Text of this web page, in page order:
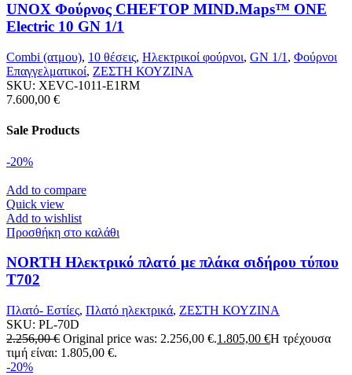
UNOX Φούρνος CHEFTOP MIND.Maps™ ONE
Electric 10 GN 1/1
Combi (ατμου), 10 θέσεις, Ηλεκτρικοί φούρνοι, GN 1/1 , Φούρνοι
Επαγγελματικοί, ΖΕΣΤΗ ΚΟΥΖΙΝΑ
SKU: XEVC-1011-E1RM
7.600,00 €
Sale Products
-20%
Add to compare
Quick view
Add to wishlist
Προσθήκη στο καλάθι
NORTH Ηλεκτρικό πλατό με πλάκα σιδήρου τύπου
T702
Πλατό- Εστίες, Πλατό ηλεκτρικά, ΖΕΣΤΗ ΚΟΥΖΙΝΑ
SKU: PL-70D
2.256,00€ Original price was: 2.256,00 €.1.805,00 €Η τρέχουσα
τιμή είναι: 1.805,00 €.
-20%